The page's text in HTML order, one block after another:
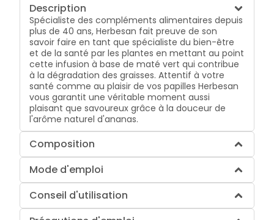
Description
Spécialiste des compléments alimentaires depuis
plus de 40 ans, Herbesan fait preuve de son
savoir faire en tant que spécialiste du bien-être
et de la santé par les plantes en mettant au point
cette infusion à base de maté vert qui contribue
à la dégradation des graisses. Attentif à votre
santé comme au plaisir de vos papilles Herbesan
vous garantit une véritable moment aussi
plaisant que savoureux grâce à la douceur de
l'arôme naturel d'ananas.
Composition
Mode d'emploi
Conseil d'utilisation